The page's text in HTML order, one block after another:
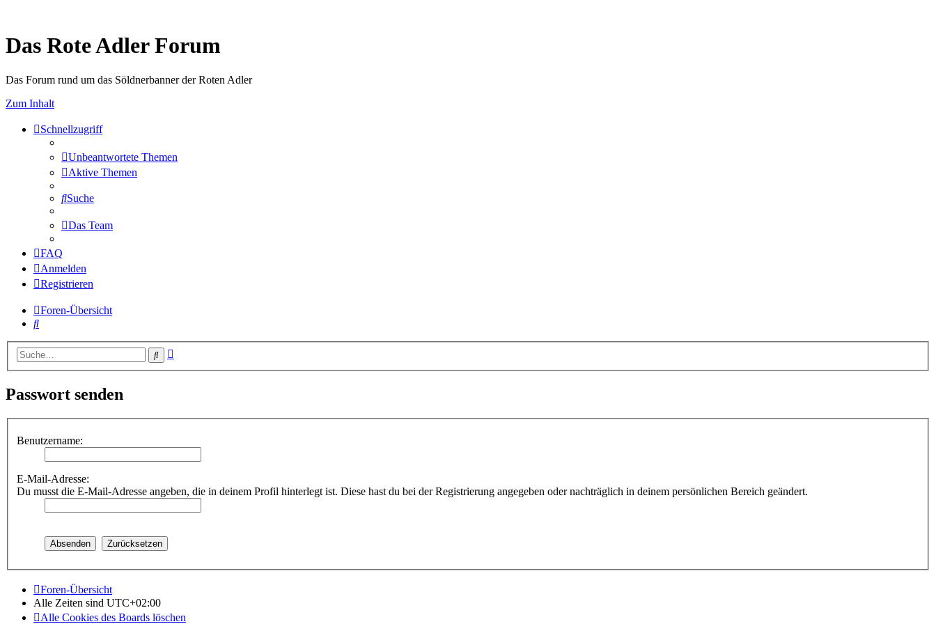
Das Rote Adler Forum
Das Forum rund um das Söldnerbanner der Roten Adler
Zum Inhalt
Schnellzugriff
Unbeantwortete Themen
Aktive Themen
Suche
Das Team
FAQ
Anmelden
Registrieren
Foren-Übersicht
Suche
Suche
Passwort senden
Benutzername:
E-Mail-Adresse:
Du musst die E-Mail-Adresse angeben, die in deinem Profil hinterlegt ist. Diese hast du bei der Registrierung angegeben oder nachträglich in deinem persönlichen Bereich geändert.
Foren-Übersicht
Alle Zeiten sind UTC+02:00
Alle Cookies des Boards löschen